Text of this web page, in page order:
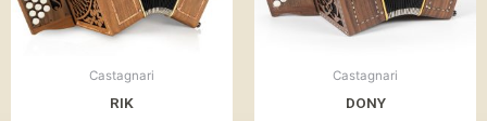
Castagnari
RIK
Castagnari
DONY